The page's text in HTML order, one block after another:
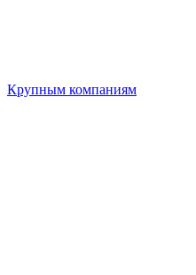
Крупным компаниям